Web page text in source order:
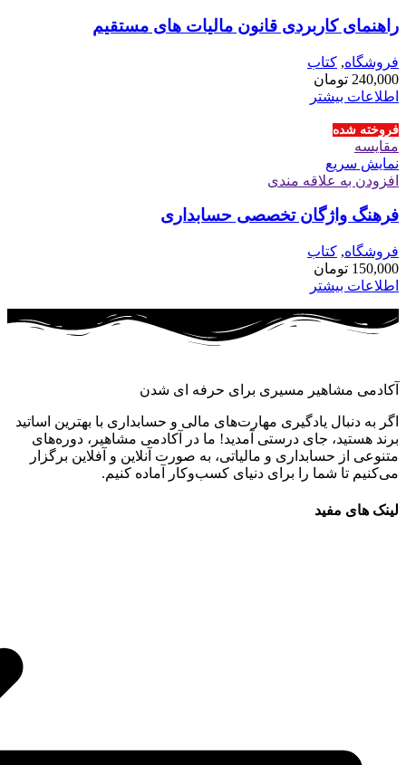
راهنمای کاربردی قانون مالیات های مستقیم
فروشگاه, کتاب
240,000 تومان
اطلاعات بیشتر
فروخته شده
مقايسه
نمایش سریع
افزودن به علاقه مندی
فرهنگ واژگان تخصصی حسابداری
فروشگاه, کتاب
150,000 تومان
اطلاعات بیشتر
آکادمی مشاهیر مسیری برای حرفه ای شدن
اگر به دنبال یادگیری مهارت‌های مالی و حسابداری با بهترین اساتید
برند هستید، جای درستی آمدید! ما در آکادمی مشاهیر، دوره‌های
متنوعی از حسابداری و مالیاتی، به صورت آنلاین و آفلاین برگزار
می‌کنیم تا شما را برای دنیای کسب‌وکار آماده کنیم.
لینک های مفید